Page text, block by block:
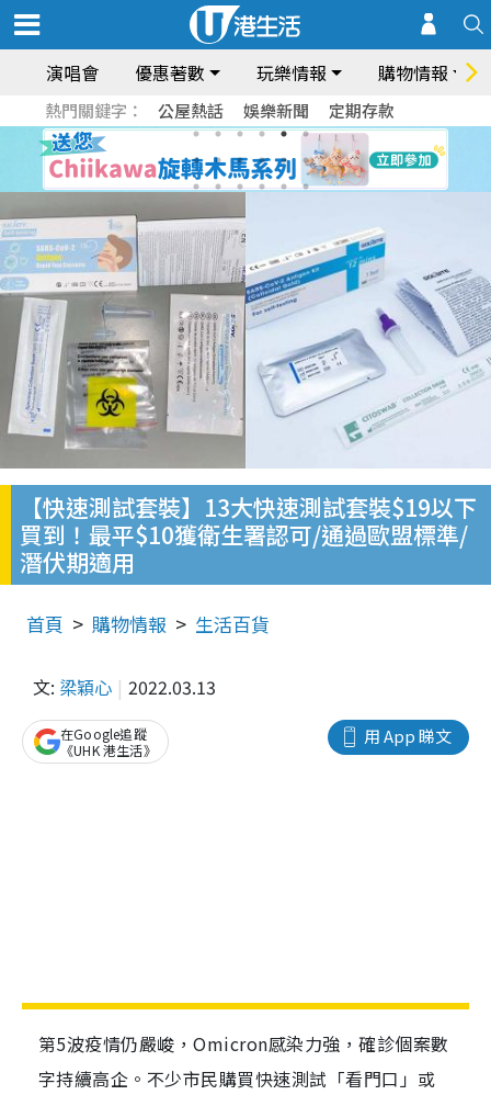
演唱會 優惠著數 玩樂情報 購物情報
熱門關鍵字： 公屋熱話 娛樂新聞 定期存款
【快速測試套裝】13大快速測試套裝$19以下
買到！最平$10獲衛生署認可/通過歐盟標準/
潛伏期適用
首頁 購物情報 生活百貨
文: 梁穎心 2022.03.13
用 App 睇文
在Google追蹤
《UHK 港生活》
第5波疫情仍嚴峻，Omicron感染力強，確診個案數
字持續高企。不少市民購買快速測試「看門口」或